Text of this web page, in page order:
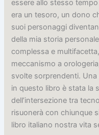
essere allo stesso
era un tesoro, un dono
suoi personaggi
della mia storia
complessa e
meccanismo a
svolte sorprendenti.
in questo libro è stata la
dell’intersezione tra
risuonerà con chiunque
libro italiano nostra vita